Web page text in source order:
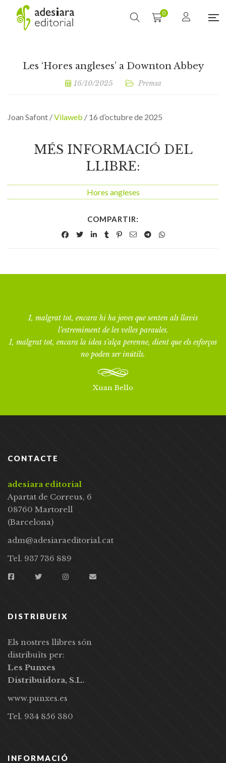
0
Les ‘Hores angleses’ a Downton Abbey
16/10/2025 Premsa
Joan Safont /Vilaweb / 16 d’octubre de 2025
MÉS INFORMACIÓ DEL
LLIBRE:
Hores angleses
COMPARTIR:
I, malgrat tot, encara hi ha joves que senten als llavis
l’estremiment de les velles paraules.
I, malgrat tot, encara la idea s’alça perenne, dient que els esforços
no poden ser inútils.
Xuan Bello
CONTACTE
adesiara editorial
Apartat de Correus, 6
08760 Martorell
(Barcelona)
adm@adesiaraeditorial.cat
Tel. 937 736 889
DISTRIBUEIX
Els nostres llibres són
distribuïts per:
Les Punxes
Distribuidora, S.L.
www.punxes.es
Tel. 934 856 380
INFORMACIÓ